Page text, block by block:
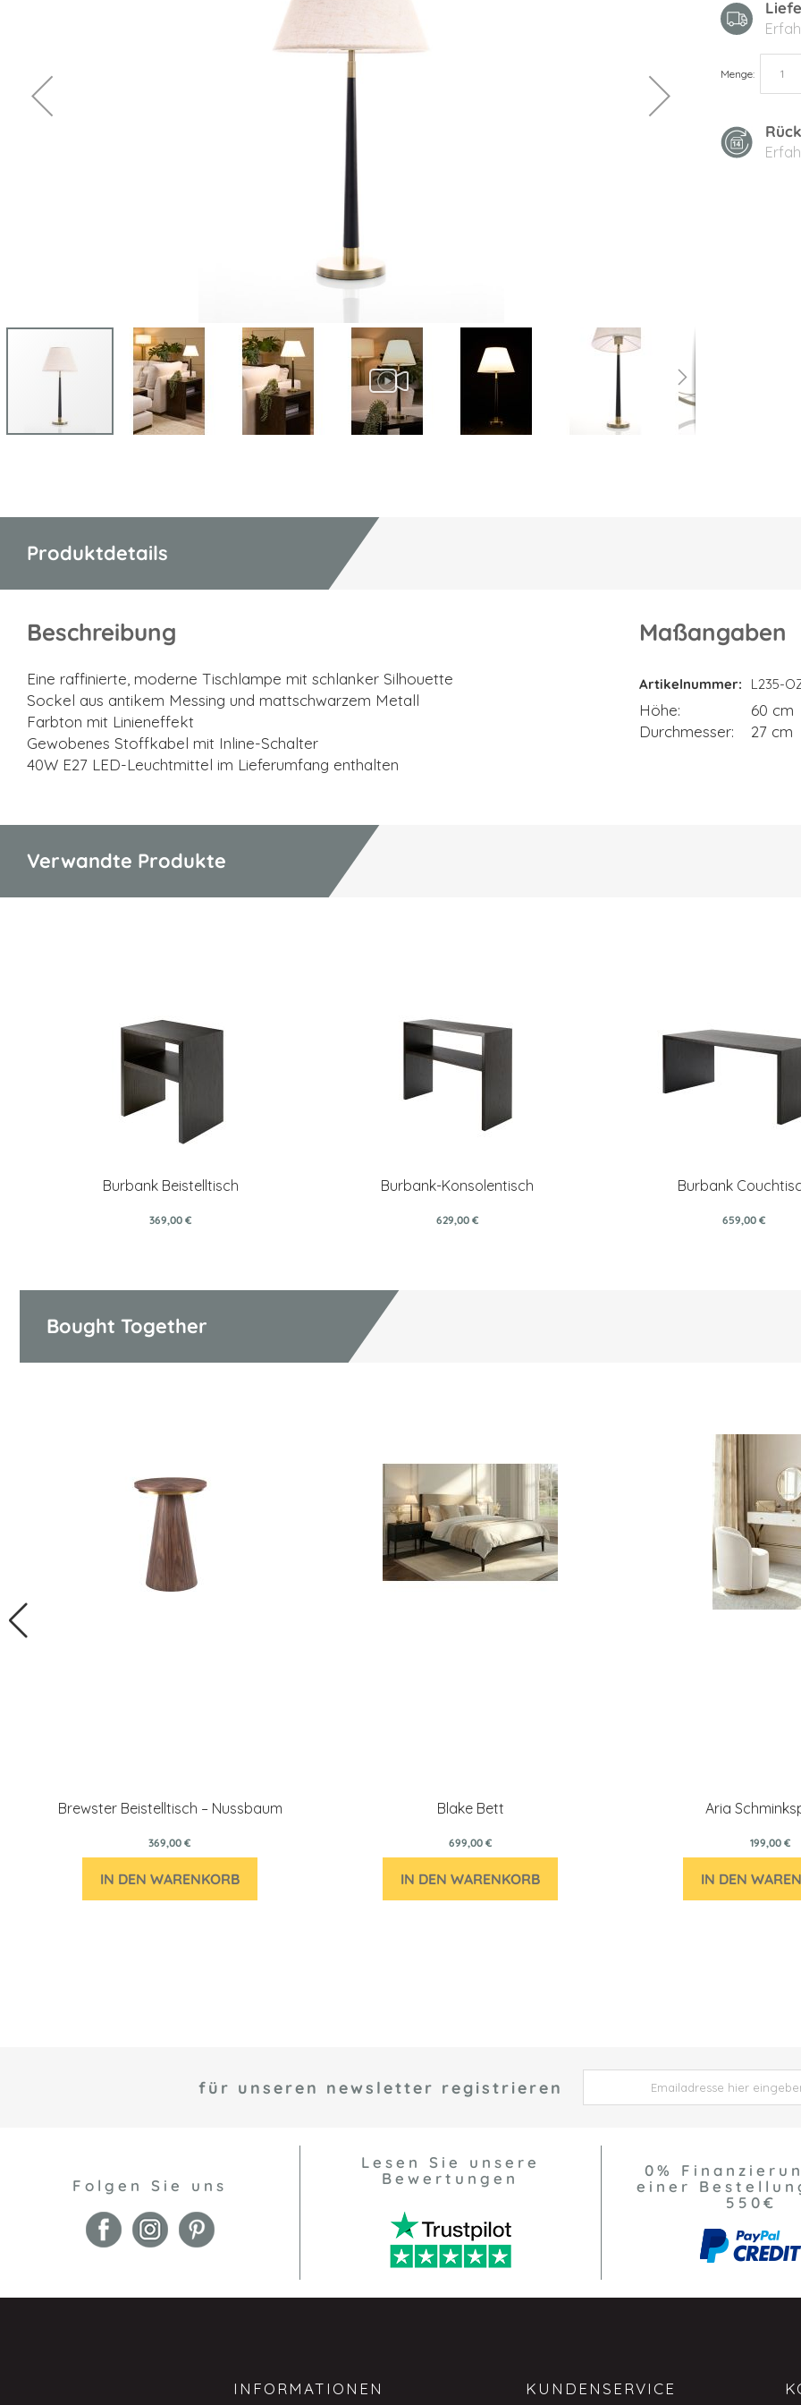
Menge
Bildgalerie
Produktdetails
Beschreibung
Eine raffinierte, moderne Tischlampe mit schlanker Silhouette
Sockel aus antikem Messing und mattschwarzem Metall
Farbton mit Linieneffekt
Gewobenes Stoffkabel mit Inline-Schalter
40W E27 LED-Leuchtmittel im Lieferumfang enthalten
Maßangaben
Maßangaben
Artikelnummer L235-
Höhe
60 cm
Durchmesser
27 cm
Verwandte Produkte
Burbank Beistelltisch
369,00 €
Burbank-Konsolentisch
629,00 €
Burbank
659,00 €
Bought Together
Brewster Beistelltisch – Nussbaum
369,00 €
IN DEN WARENKORB
Blake Bett
699,00 €
IN DEN WARENKORB
Aria
199,00 €
IN DEN
für unseren newsletter registrieren
Folgen Sie uns
Lesen Sie unsere
Bewertungen
0%
einer
550€
INFORMATIONEN KUNDENSERVICE